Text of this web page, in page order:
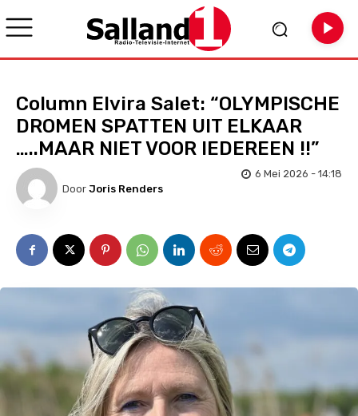
Column Elvira Salet: “OLYMPISCHE
DROMEN SPATTEN UIT ELKAAR
…..MAAR NIET VOOR IEDEREEN !!”
Door Joris Renders
6 Mei 2026 - 14:18